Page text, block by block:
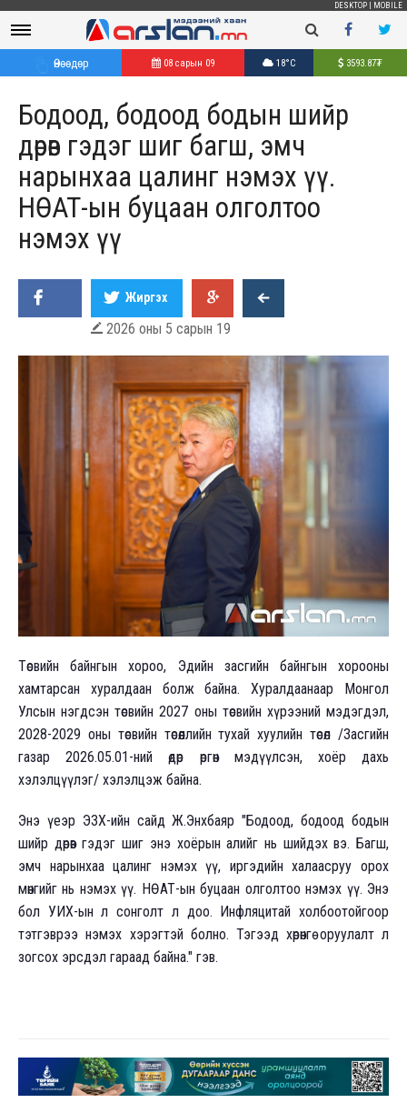
DESKTOP MOBILE
Өнөөдөр 08 сарын 09 18°C 3593.87₮
Бодоод, бодоод бодын шийр
дөрөв гэдэг шиг багш, эмч
нарынхаа цалинг нэмэх үү.
НӨАТ-ын буцаан олголтоо
нэмэх үү
Жиргэх
 2026 оны 5 сарын 19
Төсвийн байнгын хороо, Эдийн засгийн байнгын хорооны
хамтарсан хуралдаан болж байна. Хуралдаанаар Монгол
Улсын нэгдсэн төсвийн 2027 оны төсвийн хүрээний мэдэгдэл,
2028-2029 оны төсвийн төсөөллийн тухай хуулийн төсөл /Засгийн
газар 2026.05.01-ний өдөр өргөн мэдүүлсэн, хоёр дахь
хэлэлцүүлэг/ хэлэлцэж байна.
Энэ үеэр ЭЗХ-ийн сайд Ж.Энхбаяр "Бодоод, бодоод бодын
шийр дөрөв гэдэг шиг энэ хоёрын алийг нь шийдэх вэ. Багш,
эмч нарынхаа цалинг нэмэх үү, иргэдийн халаасруу орох
мөнгийг нь нэмэх үү. НӨАТ-ын буцаан олголтоо нэмэх үү. Энэ
бол УИХ-ын л сонголт л доо. Инфляцитай холбоотойгоор
тэтгэврээ нэмэх хэрэгтэй болно. Тэгээд хөрөнгө оруулалт л
зогсох эрсдэл гараад байна." гэв.